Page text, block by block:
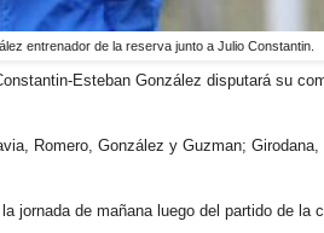
entrenador de la reserva junto a Julio Constantin.
Esteban González disputará su
Romero, González y Guzman;
jornada de mañana luego del partido de la